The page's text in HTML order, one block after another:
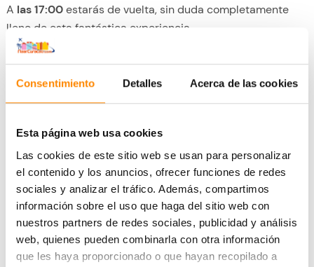
Consentimiento Detalles Acerca de las cookies
Esta página web usa cookies
Las cookies de este sitio web se usan para personalizar
el contenido y los anuncios, ofrecer funciones de redes
sociales y analizar el tráfico. Además, compartimos
información sobre el uso que haga del sitio web con
nuestros partners de redes sociales, publicidad y análisis
web, quienes pueden combinarla con otra información
que les haya proporcionado o que hayan recopilado a
A las 17:00estarás de vuelta, sin duda completamente
lleno de esta fantástica experiencia.
Excursión completa en barco a Klein Curaçao
Desayuno + Comida barbacoa + Barra libre
Uso del equipo de buceo
Traiga su propio
Bañador, toalla
Crema solar y otro tipo de protección solar (por
ejemplo, gorra, camiseta con protección UV, etc.)
Teléfono: no hay cobertura en la isla, pero se pueden